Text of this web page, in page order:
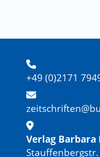
+49 (0)2171
Verlag Barbara